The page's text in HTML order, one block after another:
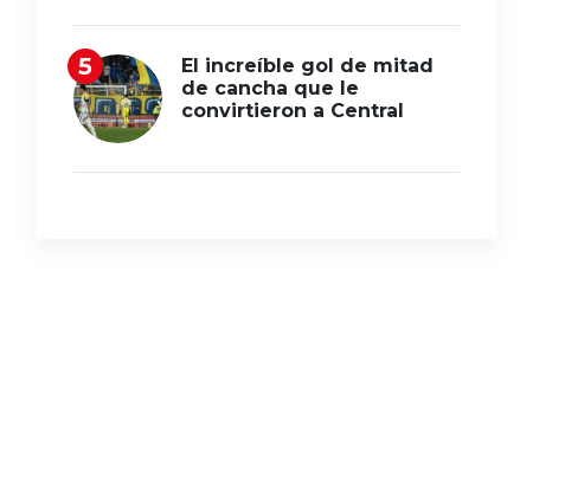
El increíble gol de mitad
de cancha que le
convirtieron a Central